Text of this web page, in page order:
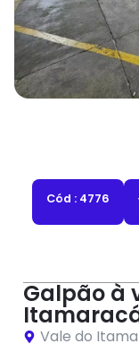
Cód : 4776
Galpão à
Vale do